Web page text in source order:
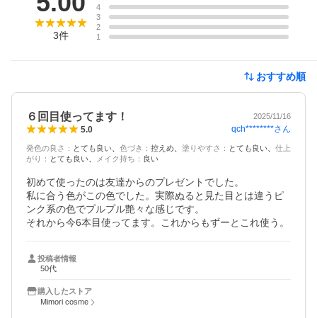
3件
4
3
2
1
おすすめ順
６回目使ってます！ 2025/11/16
5.0 qch********さん
発色の良さ ： とても良い 色づき ： 控えめ 塗りやすさ ： とても良い
仕上
がり
： とても良い メイク持ち ： 良い
初めて使ったのは友達からのプレゼントでした。
私に合う色がこの色でした。実際ぬると見た目とは違うピ
ンク系の色でプルプル艶々な感じです。
それから今6本目使ってます。これからもずーとこれ使う。
投稿者情報
50代
購入したストア
Mimori cosme